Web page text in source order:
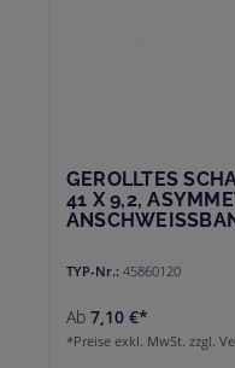
GEROLLTES
41 X 9,2,
TYP-Nr.: 45860120
Ab 7,10 €*
*Preise exkl. MwSt. zzgl.